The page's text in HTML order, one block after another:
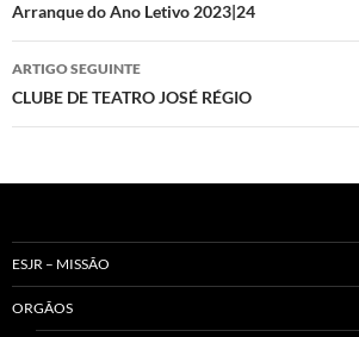
de
artigos
Arranque do Ano Letivo 2023|24
ARTIGO SEGUINTE
CLUBE DE TEATRO JOSÉ RÉGIO
ESJR – MISSÃO
ORGÃOS